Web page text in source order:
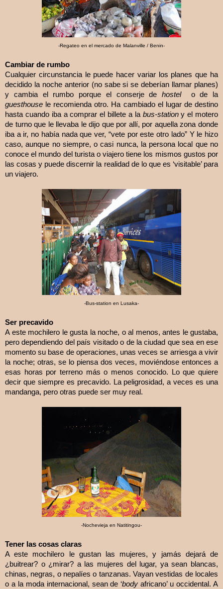
-Regateo en el mercado de Malanville / Benin-
Cambiar de rumbo
Cualquier circunstancia le puede hacer variar los planes que ha
decidido la noche anterior (no sabe si se deberían llamar planes)
y cambia el rumbo porque el conserje de hostel
o de la
guesthouse le recomienda otro. Ha cambiado el lugar de destino
hasta cuando iba a comprar el billete a la bus-stationy el motero
de turno que le llevaba le dijo que por allí, por aquella zona donde
iba a ir, no había nada que ver, “vete por este otro lado” Y le hizo
caso, aunque no siempre, o casi nunca, la persona local que no
conoce el mundo del turista o viajero tiene los mismos gustos por
las cosas y puede discernir la realidad de lo que es ‘visitable’ para
un viajero.
-Bus-station en Lusaka-
Ser precavido
A este mochilero le gusta la noche, o al menos, antes le gustaba,
pero dependiendo del país visitado o de la ciudad que sea en ese
momento su base de operaciones, unas veces se arriesga a vivir
la noche; otras, se lo piensa dos veces, moviéndose entonces a
esas horas por terreno más o menos conocido. Lo que quiere
decir que siempre es precavido. La peligrosidad, a veces es una
mandanga, pero otras puede ser muy real.
-Nochevieja en Natitingou-
Tener las cosas claras
A este mochilero le gustan las mujeres, y jamás dejará de
¿buitrear? o ¿mirar? a las mujeres del lugar, ya sean blancas,
chinas, negras, o nepalíes o tanzanas. Vayan vestidas de locales
o a la moda internacional, sean de ‘bodyafricano’ u occidental. A